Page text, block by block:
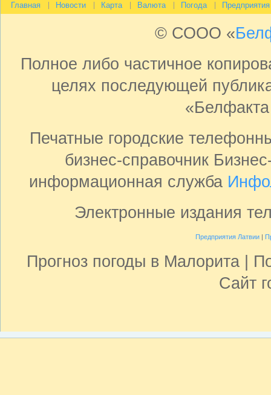
Главная Новости Карта Валюта Погода Предприятия
© СООО «
Полное либо частичное
целях последующей
Печатные городские
бизнес-справочник
информационная служба
Электронные издания
Предприятия Латвии|
Прогноз погоды в Малорита |
Сайт